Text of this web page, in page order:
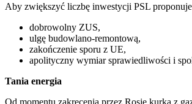
Aby zwiększyć liczbę inwestycji PSL
dobrowolny ZUS,
ulgę budowlano-remontową,
zakończenie sporu z UE,
apolityczny wymiar sprawiedliwości i
Tania energia
Od momentu zakręcenia przez Rosję kurka z